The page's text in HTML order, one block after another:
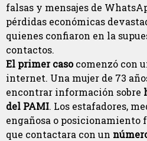
falsas y mensajes de
pérdidas económicas
quienes confiaron en la
contactos.
El primer casocomenzó con
internet. Una mujer de 73
encontrar información sobre
del PAMI. Los estafadores,
engañosa o
que contactara con un